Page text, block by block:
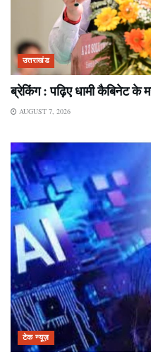
उत्तराखंड
ब्रेकिंग : पढ़िए धामी कैबिनेट के
AUGUST 7, 2026
टेक न्यूज़